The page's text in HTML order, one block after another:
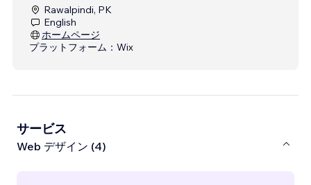
Rawalpindi, PK
English
ホームページ
プラットフォーム： Wix
サービス
Web デザイン (4)